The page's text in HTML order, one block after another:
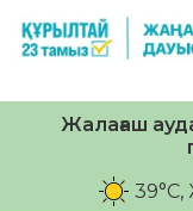
Жалағаш
39°C,